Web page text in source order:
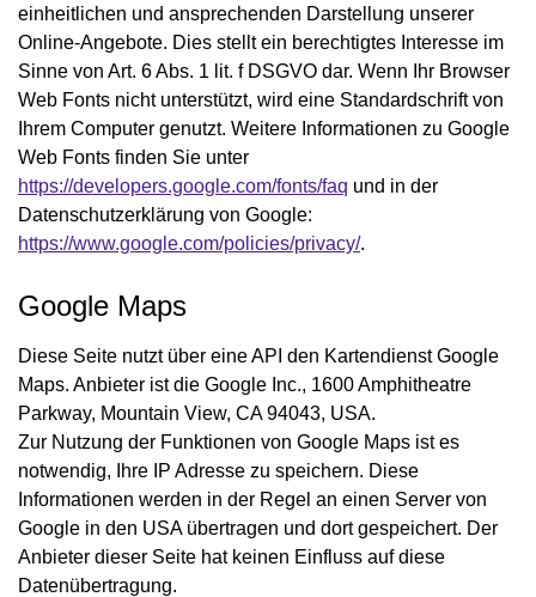
einheitlichen und ansprechenden Darstellung unserer
Online-Angebote. Dies stellt ein berechtigtes Interesse im
Sinne von Art. 6 Abs. 1 lit. f DSGVO dar. Wenn Ihr Browser
Web Fonts nicht unterstützt, wird eine Standardschrift von
Ihrem Computer genutzt. Weitere Informationen zu Google
Web Fonts finden Sie unter
https://developers.google.com/fonts/faq und in der
Datenschutzerklärung von Google:
https://www.google.com/policies/privacy/.
Google Maps
Diese Seite nutzt über eine API den Kartendienst Google
Maps. Anbieter ist die Google Inc., 1600 Amphitheatre
Parkway, Mountain View, CA 94043, USA.
Zur Nutzung der Funktionen von Google Maps ist es
notwendig, Ihre IP Adresse zu speichern. Diese
Informationen werden in der Regel an einen Server von
Google in den USA übertragen und dort gespeichert. Der
Anbieter dieser Seite hat keinen Einfluss auf diese
Datenübertragung.